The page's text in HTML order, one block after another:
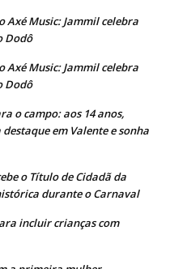
Axé Music: Jammil celebra
Dodô
Axé Music: Jammil celebra
Dodô
o campo: aos 14 anos,
em Valente e sonha
o Título de Cidadã da
durante o Carnaval
incluir crianças com